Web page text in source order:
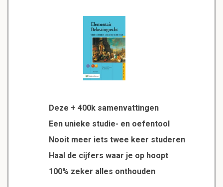
Deze + 400k samenvattingen
Een unieke studie- en oefentool
Nooit meer iets twee keer studeren
Haal de cijfers waar je op hoopt
100% zeker alles onthouden